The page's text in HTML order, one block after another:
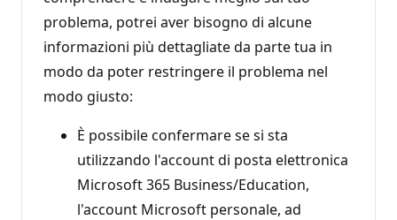
problema, potrei aver bisogno di alcune
informazioni più dettagliate da parte tua in
modo da poter restringere il problema nel
modo giusto:
È possibile confermare se si sta
utilizzando l'account di posta elettronica
Microsoft 365 Business/Education,
l'account Microsoft personale, ad